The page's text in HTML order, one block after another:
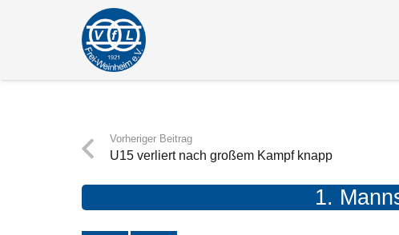
Vorheriger Beitrag
U15 verliert nach großem Kampf knapp
1.